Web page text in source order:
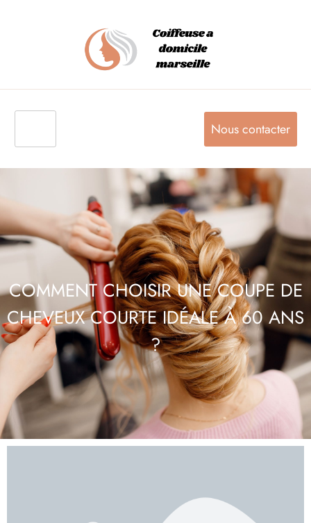
Nous contacter
COMMENT CHOISIR UNE COUPE DE
CHEVEUX COURTE IDÉALE À 60 ANS
?